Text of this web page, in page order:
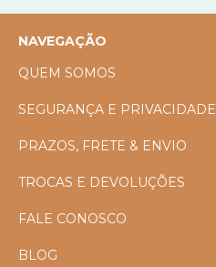
NAVEGAÇÃO
QUEM SOMOS
SEGURANÇA E PRIVACIDADE
PRAZOS, FRETE & ENVIO
TROCAS E DEVOLUÇÕES
FALE CONOSCO
BLOG